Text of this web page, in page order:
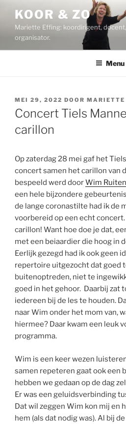
inhoud
KOOR & ZO
Mariette Effing: koordirigent,
organisator.
Menu
GEPLAATST
OP
MEI 29, 2022 DOOR MARIETTE
Concert Tiels
carillon
Op zaterdag 28 mei gaf het
concert samen het carillon van
bespeeld werd doorWim
een hele bijzondere
de lange coronastilte had ik de
voorbereid op een echt
carillon! Want hoe doe je dat,
met een beiaardier die hoog in
Eerlijk gezegd had ik ook geen
repertoire uitgezocht dat goed
buitenoptreden, niet te
goed in het gehoor. Daarbij zat
iedereen bij de les te houden.
naar Wim onder het mom van,
hiermee? Daar kwam een leuk
programma.
Wim is een keer wezen
samen repeteren gaat ook een
hebben we gedaan op de dag
Er was een geluidsverbinding
Dat wil zeggen Wim kon mij en
hem (als dat nodig was). Al bij